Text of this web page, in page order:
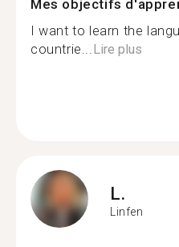
Mes objectifs
I want to learn the
countrie...Lire plus
L.
Linfen